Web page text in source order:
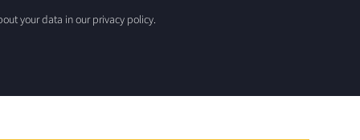
your data in our privacy policy.